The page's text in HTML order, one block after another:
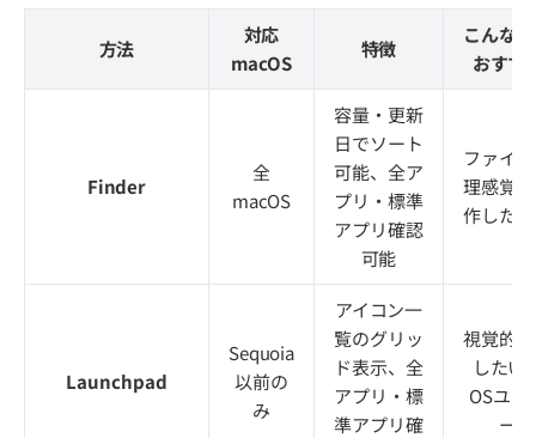
方法
対応
macOS
特徴
こんな
おすす
Finder
全
macOS
容量・更新
日でソート
可能、全ア
プリ・標準
アプリ確認
可能
ファイ
理感覚
作した
Launchpad
Sequoia
以前の
み
アイコン一
覧のグリッ
ド表示、全
アプリ・標
準アプリ確
視覚的
したい
OSユー
ー